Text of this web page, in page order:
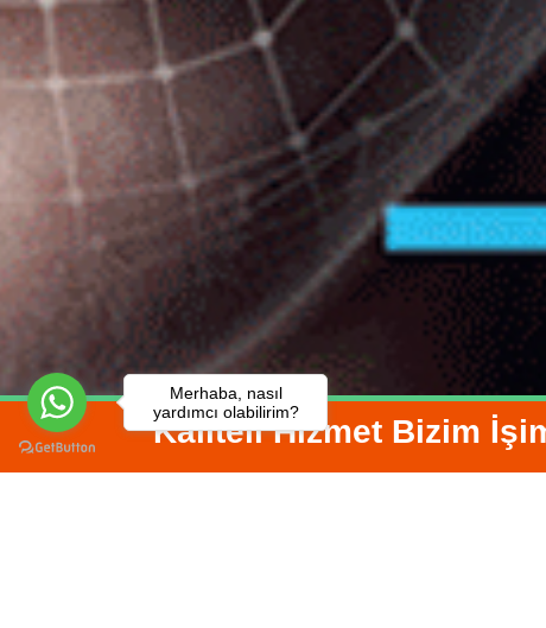
" Kaliteli Hizmet Bizim
Merhaba, nasıl
yardımcı olabilirim?